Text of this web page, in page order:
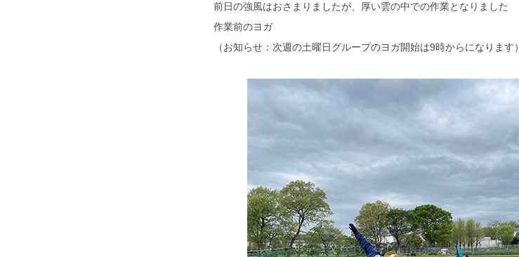
前日の強風はおさまりましたが、厚い雲の中での作業となりました
作業前のヨガ
（お知らせ：次週の土曜日グループのヨガ開始は9時からになります）